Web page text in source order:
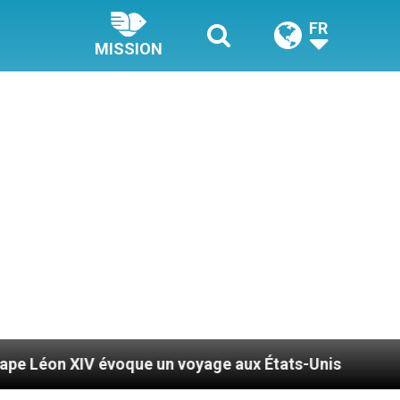
MISSION
FR
un voyage aux États-Unis Le pape Léon